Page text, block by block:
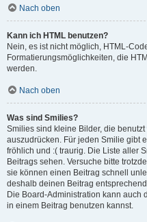
Nach oben
Kann ich HTML benutzen?
Nein, es ist nicht möglich, HTML-
Formatierungsmöglichkeiten, die
werden.
Nach oben
Was sind Smilies?
Smilies sind kleine Bilder, die
auszudrücken. Für jeden Smilie gibt
fröhlich und :( traurig. Die Liste aller
Beitrags sehen. Versuche bitte
sie können einen Beitrag schnell
deshalb deinen Beitrag
Die Board-Administration kann auch
in einem Beitrag benutzen kannst.